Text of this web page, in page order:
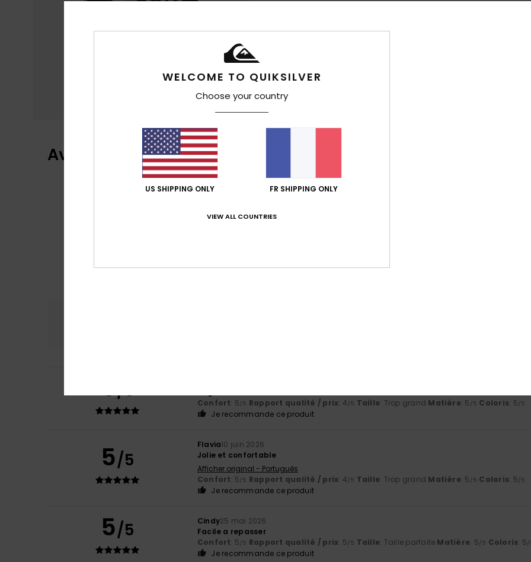
Avis clients
basé sur3 avis vérifiés
5/5
Confort: 5 /5 Rapport qualité / prix: 4 /5 Taille: Trop grand Matière: 5 /5 Coloris: 5 /5
Je recommande ce produit
5/5
Flavia10 juin 2026
Jolie et confortable
Afficher original - Português
Confort: 5 /5 Rapport qualité / prix: 4 /5 Taille: Trop grand Matière: 5 /5 Coloris: 5 /5
Je recommande ce produit
5/5 Cindy25 mai 2026
Facile a repasser
Confort: 5 /5 Rapport qualité / prix: 5 /5 Taille: Taille parfaite Matière: 5 /5 Coloris: 5 /
Je recommande ce produit
WELCOME TO QUIKSILVER
Choose your country
US SHIPPING ONLY FR SHIPPING ONLY
VIEW ALL COUNTRIES